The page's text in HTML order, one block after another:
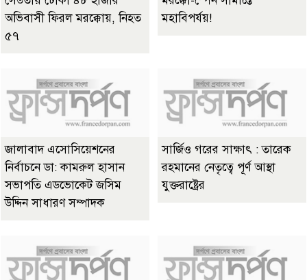
অভিবাসী ফিরল মরক্কোয়, নিহত
৫৭
মহাবিপর্যয়!
জালাবাদ এসোসিয়েশনের
নির্বাচনে ডা: কামরুল হাসান
সভাপতি এডভোকেট জসিম
উদ্দিন সাধারণ সম্পাদক
সার্জিও গরের সাক্ষাৎ : তারেক
রহমানের নেতৃত্বে পূর্ণ আস্থা
যুক্তরাষ্ট্রের